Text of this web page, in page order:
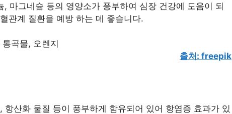
마그네슘 등의 영양소가 풍부하여 심장 건강에 도움이 되
관계 질환을 예방 하는 데 좋습니다.
출처: freepik
산화 물질 등이 풍부하게 함유되어 있어 항염증 효과가 있